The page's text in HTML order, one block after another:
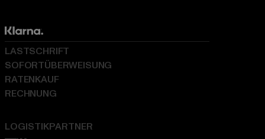
LOGISTIKPARTNER
LASTSCHRIFT
SOFORTÜBERWEISUNG
RATENKAUF
RECHNUNG